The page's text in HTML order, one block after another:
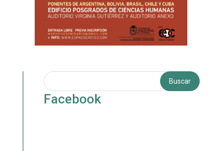
Facebook